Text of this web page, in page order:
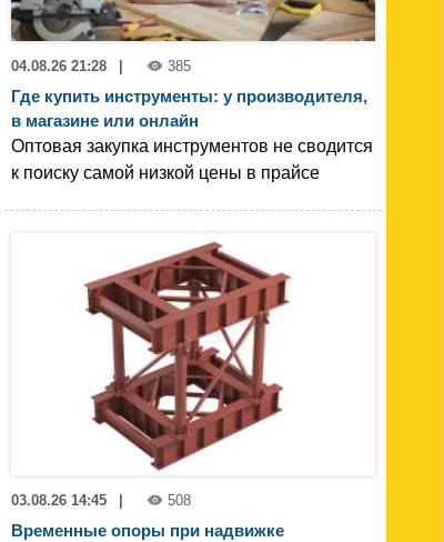
04.08.26 21:28 385
Где купить инструменты: у производителя,
в магазине или онлайн
Оптовая закупка инструментов не сводится
к поиску самой низкой цены в прайсе
03.08.26 14:45 508
Временные опоры при надвижке